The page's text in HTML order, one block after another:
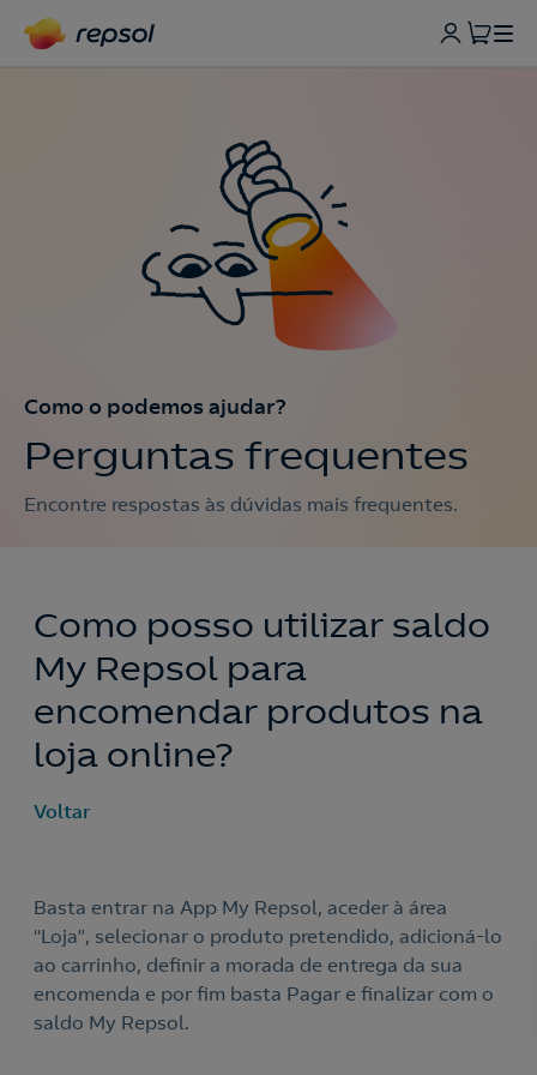
Nós ligamos!
Como o podemos ajudar?
Perguntas frequentes
Encontre respostas às dúvidas mais frequentes.
Como posso utilizar saldo
My Repsol para
encomendar produtos na
loja online?
Voltar
Basta entrar na App My Repsol, aceder à área
“Loja”, selecionar o produto pretendido, adicioná-lo
ao carrinho, definir a morada de entrega da sua
encomenda e por fim basta Pagar e finalizar com o
saldo My Repsol.